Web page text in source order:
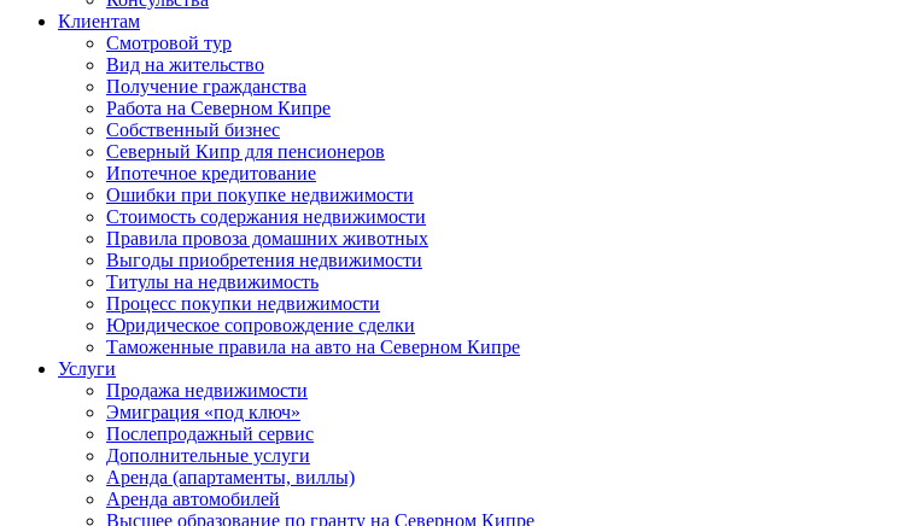
Клиентам
Смотровой тур
Вид на жительство
Получение гражданства
Работа на Северном Кипре
Собственный бизнес
Северный Кипр для пенсионеров
Ипотечное кредитование
Ошибки при покупке недвижимости
Стоимость содержания недвижимости
Правила провоза домашних животных
Выгоды приобретения недвижимости
Титулы на недвижимость
Процесс покупки недвижимости
Юридическое сопровождение сделки
Таможенные правила на авто на Северном Кипре
Услуги
Продажа недвижимости
Эмиграция «под ключ»
Послепродажный сервис
Дополнительные услуги
Аренда (апартаменты, виллы)
Аренда автомобилей
Высшее образование по гранту на Северном Кипре